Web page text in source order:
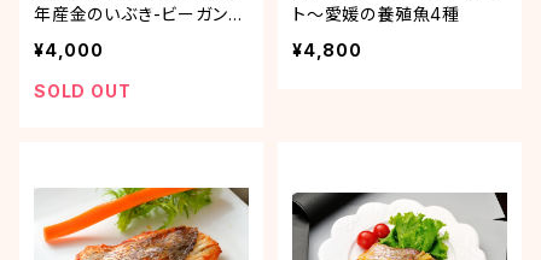
年産金のいぶき-ビーガンに
もおススメ
¥4,000
SOLD OUT
ト～愛媛の養殖魚4種
¥4,800